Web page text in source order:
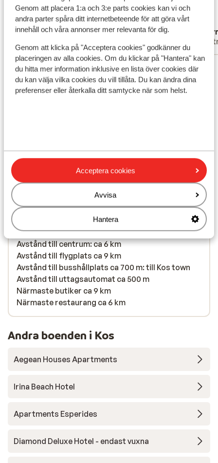
Genom att placera 1:a och 3:e parts cookies kan vi och
andra parter spåra ditt internetbeteende för att göra vårt
innehåll och våra annonser mer relevanta för dig.
Genom att klicka på "Acceptera cookies" godkänner du
placeringen av alla cookies. Om du klickar på "Hantera" kan
du hitta mer information inklusive en lista över cookies där
du kan välja vilka cookies du vill tillåta. Du kan ändra dina
preferenser eller återkalla ditt samtycke när som helst.
Acceptera cookies
Avvisa
Hantera
gezien.ook bij ultra all inn zijn de
strandstoelen en parasols gratis
gezien.ook bij ultr...mer
Översätt till svenska
peter
Visa alla 21 omdömen
Läge
Avstånd till stranden ca 500 m (sandstrand,
solstolar (kostnadsfritt) , parasoll (kostnadsfritt)
)
Avstånd till centrum: ca 6 km
Avstånd till flygplats ca 9 km
Avstånd till busshållplats ca 700 m: till Kos town
Avstånd till uttagsautomat ca 500 m
Närmaste butiker ca 9 km
Närmaste restaurang ca 6 km
Andra boenden i Kos
Aegean Houses Apartments
Irina Beach Hotel
Apartments Esperides
Diamond Deluxe Hotel - endast vuxna